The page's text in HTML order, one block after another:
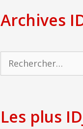
Archives
Rechercher :
Les plus